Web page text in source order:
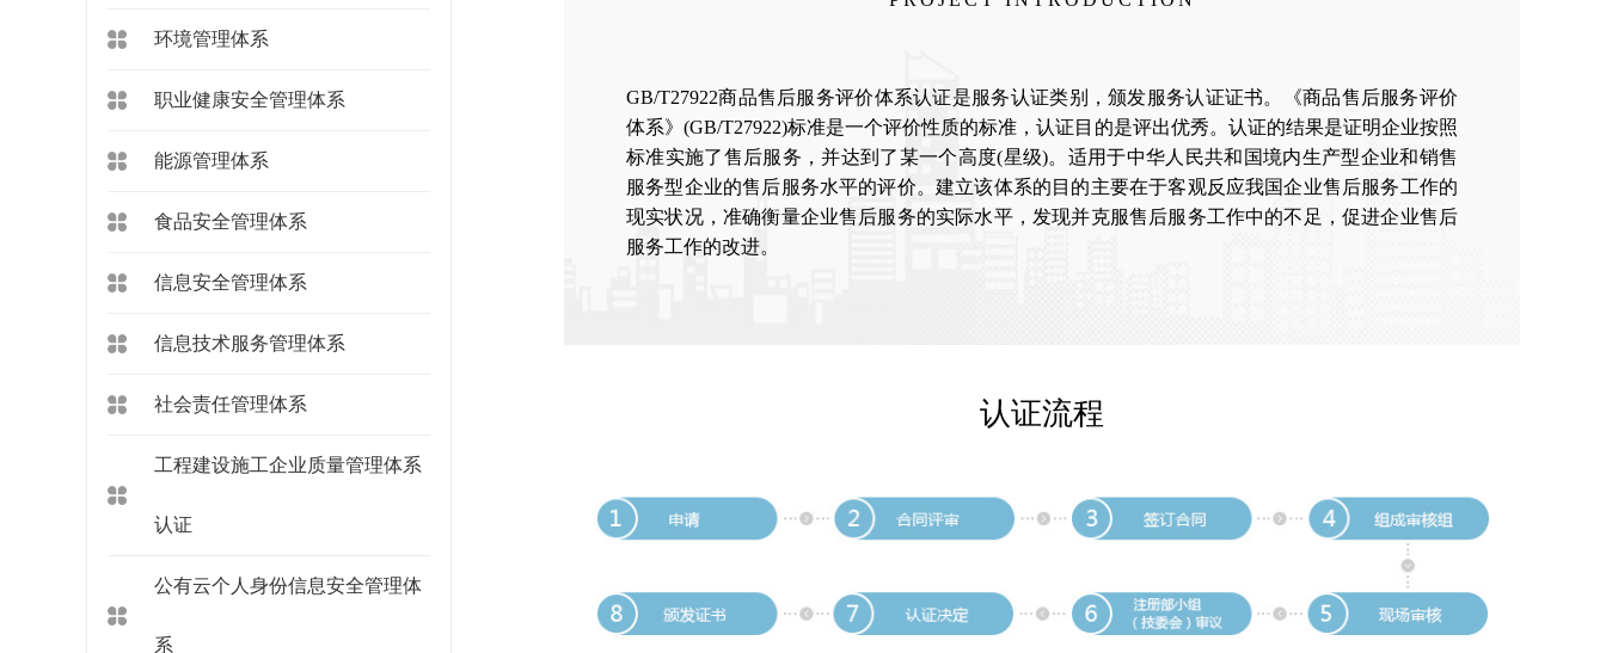
环境管理体系
职业健康安全管理体系
能源管理体系
食品安全管理体系
信息安全管理体系
信息技术服务管理体系
社会责任管理体系
工程建设施工企业质量管理体系
认证
公有云个人身份信息安全管理体
系
GB/T27922商品售后服务评价体系认证是服务认证类别，颁发服务认证证书。《商品售后服务评价
体系》(GB/T27922)标准是一个评价性质的标准，认证目的是评出优秀。认证的结果是证明企业按照
标准实施了售后服务，并达到了某一个高度(星级)。适用于中华人民共和国境内生产型企业和销售
服务型企业的售后服务水平的评价。建立该体系的目的主要在于客观反应我国企业售后服务工作的
现实状况，准确衡量企业售后服务的实际水平，发现并克服售后服务工作中的不足，促进企业售后
服务工作的改进。
认证流程